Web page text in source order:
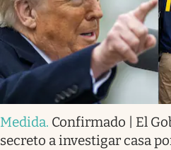
Medida. Confirmado | El
secreto a investigar casa